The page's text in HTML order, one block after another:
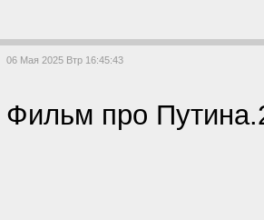
06 Мая 2025 Втр 16:45:43
Фильм про